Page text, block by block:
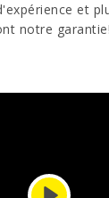
EN
et
notre garantie!